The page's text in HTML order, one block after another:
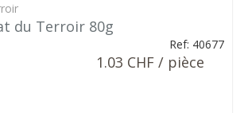
du Terroir 80g
Ref: 40677
1.03 CHF / pièce